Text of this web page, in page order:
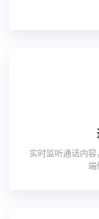
实时监听通话内
端